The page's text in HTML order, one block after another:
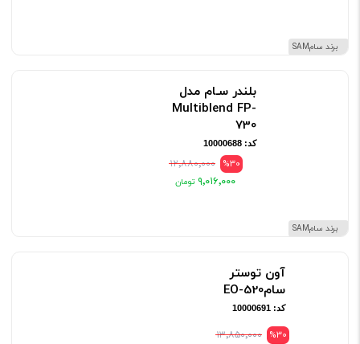
برند سامSAM
برند سامSAM
بلندر سـام مدل
Multiblend FP-
730
کد: 10000688
%30 ۱۲٬۸۸۰٬۰۰۰
۹٬۰۱۶٬۰۰۰
آون توستر
سامEO-520
کد: 10000691
%30 ۱۳٬۸۵۰٬۰۰۰